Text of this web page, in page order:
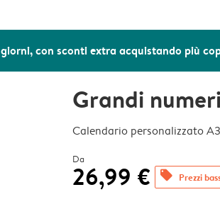
con sconti extra acquistando più
Grandi
Calendario personalizzato A3
Da
26,99 € offers Prezzi